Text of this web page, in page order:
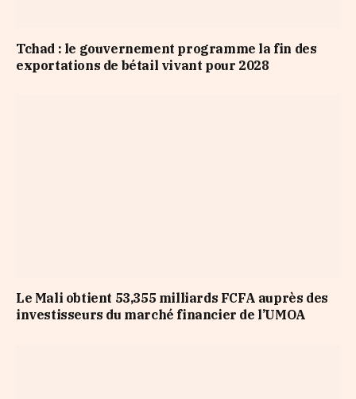
Tchad : le gouvernement programme la fin des
exportations de bétail vivant pour 2028
Le Mali obtient 53,355 milliards FCFA auprès des
investisseurs du marché financier de l’UMOA